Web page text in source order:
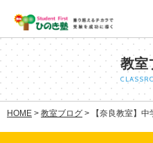
教室
HOME > 教室ブログ > 【奈良教室】